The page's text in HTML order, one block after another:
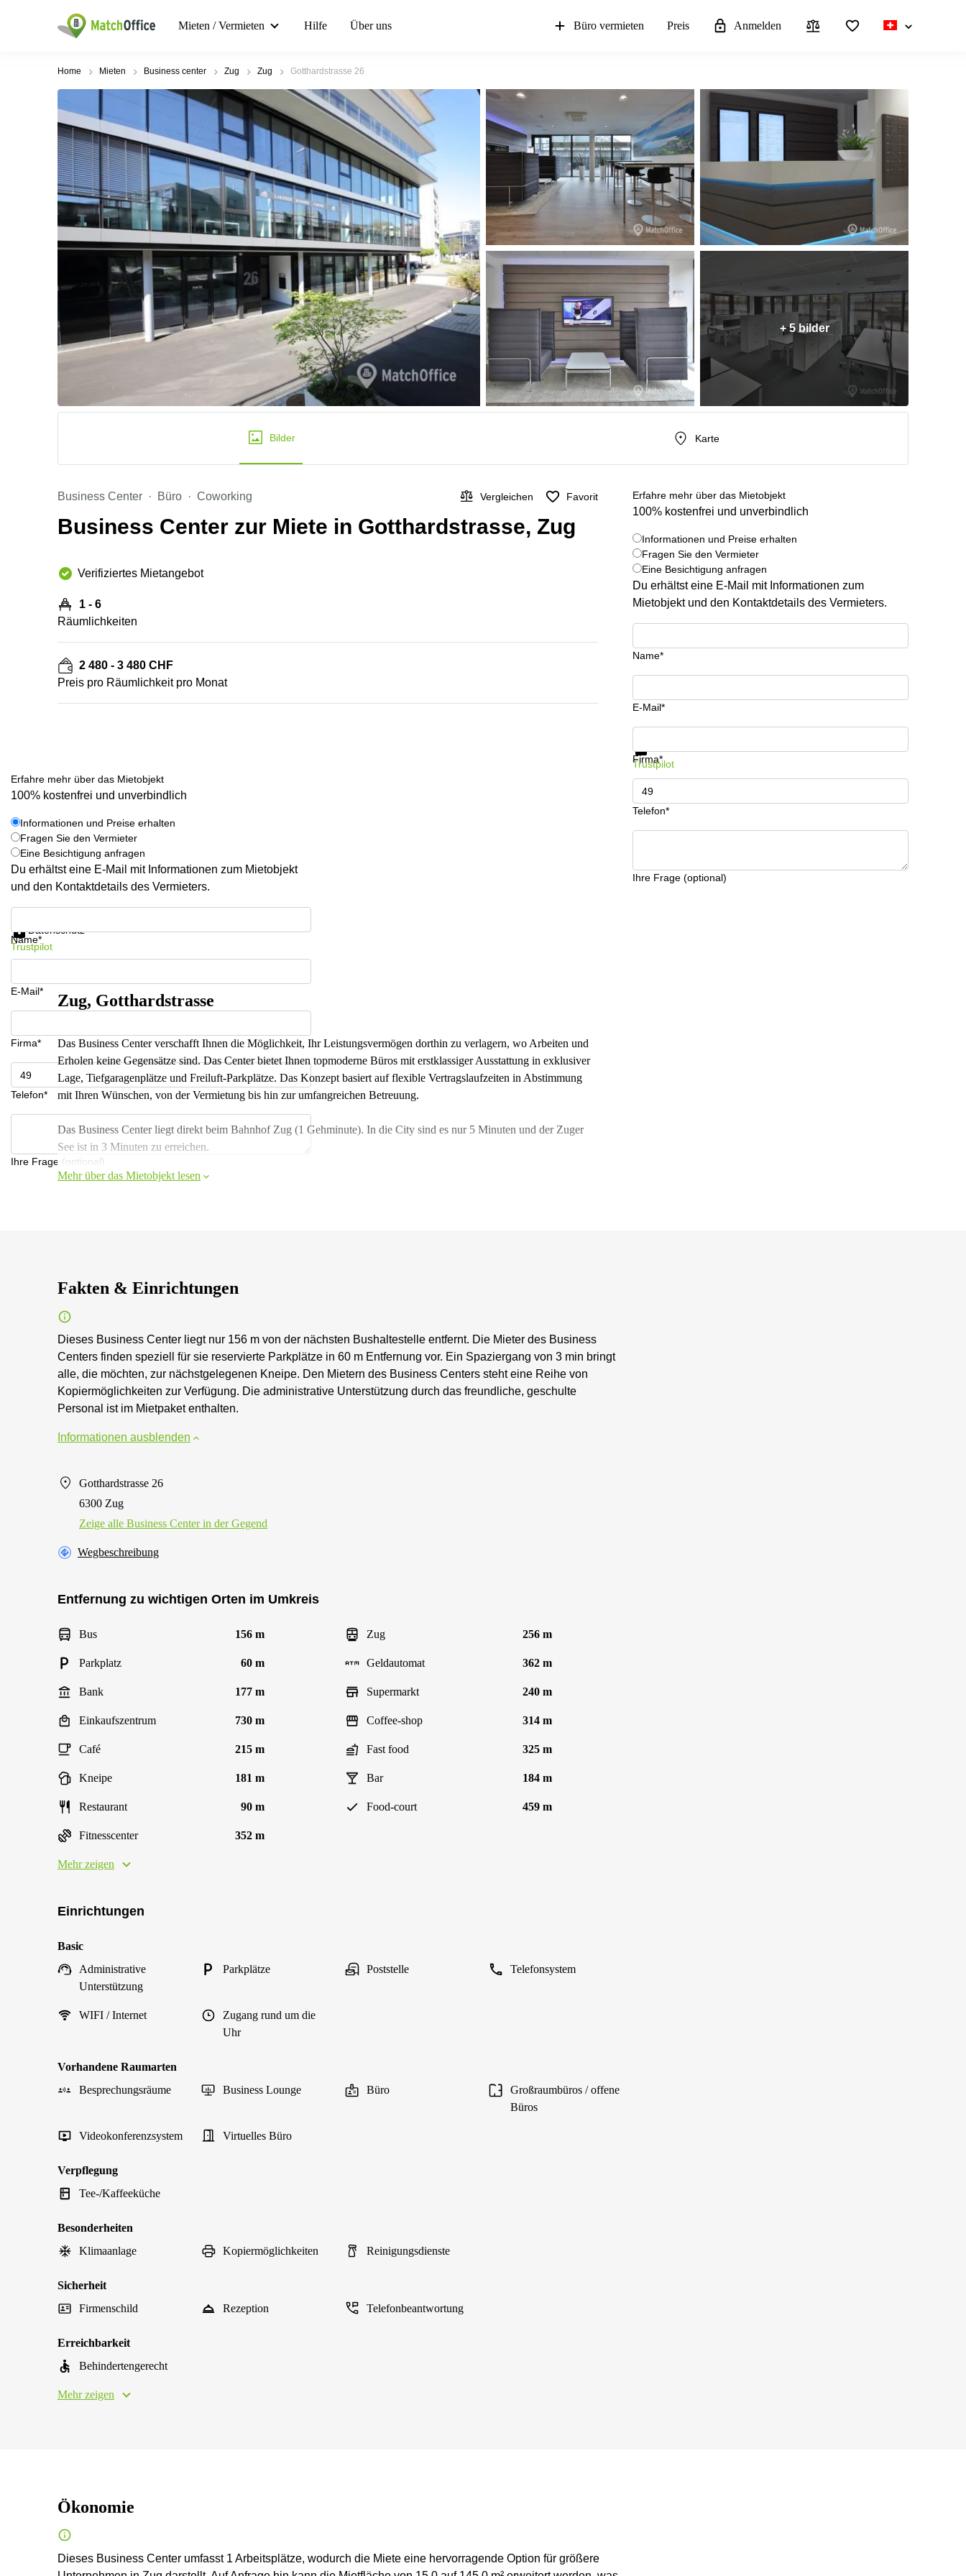
Mieten / Vermieten Hilfe Über uns Büro vermieten Preis Anmelden
Home Mieten Business center Zug Zug Gotthardstrasse 26
+ 5 bilder
Bilder Karte
Business Center Büro Coworking Vergleichen Favorit
Business Center zur Miete in Gotthardstrasse, Zug
Verifiziertes Mietangebot
1 - 6
Räumlichkeiten
2 480 - 3 480 CHF
Preis pro Räumlichkeit pro Monat
Erfahre mehr über das Mietobjekt
100% kostenfrei und unverbindlich
Informationen und Preise erhalten
Fragen Sie den Vermieter
Eine Besichtigung anfragen
Du erhältst eine E-Mail mit Informationen zum
Mietobjekt und den Kontaktdetails des Vermieters.
Name*
E-Mail*
Firma*
Telefon*
Ihre Frage (optional)
Informationen und Preise erhalten
Trustpilot
Erfahre mehr über das Mietobjekt
100% kostenfrei und unverbindlich
Informationen und Preise erhalten
Fragen Sie den Vermieter
Eine Besichtigung anfragen
Du erhältst eine E-Mail mit Informationen zum Mietobjekt
und den Kontaktdetails des Vermieters.
Name*
E-Mail*
Firma*
Telefon*
Ihre Frage (optional)
Datenschutz
Trustpilot
Zug, Gotthardstrasse
Das Business Center verschafft Ihnen die Möglichkeit, Ihr Leistungsvermögen dorthin zu verlagern, wo Arbeiten und
Erholen keine Gegensätze sind. Das Center bietet Ihnen topmoderne Büros mit erstklassiger Ausstattung in exklusiver
Lage, Tiefgaragenplätze und Freiluft-Parkplätze. Das Konzept basiert auf flexible Vertragslaufzeiten in Abstimmung
mit Ihren Wünschen, von der Vermietung bis hin zur umfangreichen Betreuung.
Das Business Center liegt direkt beim Bahnhof Zug (1 Gehminute). In die City sind es nur 5 Minuten und der Zuger
See ist in 3 Minuten zu erreichen.
Mehr über das Mietobjekt lesen
Fakten & Einrichtungen
Dieses Business Center liegt nur 156 m von der nächsten Bushaltestelle entfernt. Die Mieter des Business
Centers finden speziell für sie reservierte Parkplätze in 60 m Entfernung vor. Ein Spaziergang von 3 min bringt
alle, die möchten, zur nächstgelegenen Kneipe. Den Mietern des Business Centers steht eine Reihe von
Kopiermöglichkeiten zur Verfügung. Die administrative Unterstützung durch das freundliche, geschulte
Personal ist im Mietpaket enthalten.
Informationen ausblenden
Gotthardstrasse 26
6300 Zug
Zeige alle Business Center in der Gegend
Wegbeschreibung
Entfernung zu wichtigen Orten im Umkreis
Bus 156 m Zug 256 m
Parkplatz 60 m Geldautomat 362 m
Bank 177 m Supermarkt 240 m
Einkaufszentrum 730 m Coffee-shop 314 m
Café 215 m Fast food 325 m
Kneipe 181 m Bar 184 m
Restaurant 90 m Food-court 459 m
Fitnesscenter 352 m
Mehr zeigen
Einrichtungen
Basic
Administrative
Unterstützung
Parkplätze Poststelle Telefonsystem
WIFI / Internet
Zugang rund um die
Uhr
Vorhandene Raumarten
Besprechungsräume
Business Lounge Büro
Großraumbüros / offene
Büros
Videokonferenzsystem Virtuelles Büro
Verpflegung
Tee-/Kaffeeküche
Besonderheiten
Klimaanlage
Kopiermöglichkeiten Reinigungsdienste
Sicherheit
Firmenschild
Rezeption Telefonbeantwortung
Erreichbarkeit
Behindertengerecht
Mehr zeigen
Ökonomie
Dieses Business Center umfasst 1 Arbeitsplätze, wodurch die Miete eine hervorragende Option für größere